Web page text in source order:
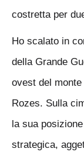
costretta per
Ho scalato in
della Grande
ovest del
Rozes. Sulla
la sua
strategica,